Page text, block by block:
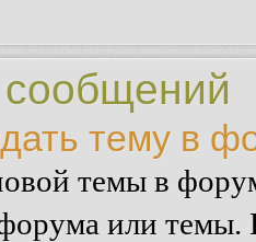
тему в
темы в
или